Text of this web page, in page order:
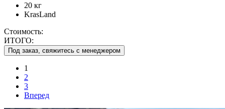
20 кг
KrasLand
Стоимость:
ИТОГО:
Под заказ, свяжитесь с менеджером
1
2
3
Вперед